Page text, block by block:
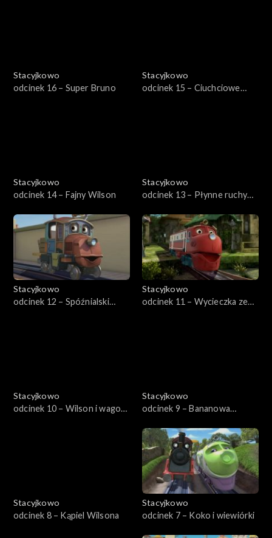
Stacyjkowo
odcinek 16 – Super Bruno
Stacyjkowo
odcinek 15 – Ciuchciowe
Stacyjkowo
odcinek 14 – Fajny Wilson
Stacyjkowo
odcinek 13 – Płynne ruchy
Stacyjkowo
odcinek 12 – Spóźnialski
Stacyjkowo
odcinek 11 – Wycieczka ze
Stacyjkowo
odcinek 10 – Wilson i wagon
Stacyjkowo
odcinek 9 – Bananowa
Stacyjkowo
odcinek 8 – Kąpiel Wilsona
Stacyjkowo
odcinek 7 – Koko i wiewiórki